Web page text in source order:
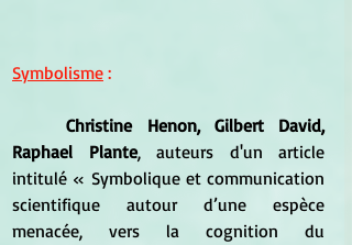
Symbolisme :
Christine Henon, Gilbert David,
Raphael Plante, auteurs d'un article
intitulé « Symbolique et communication
scientifique autour d’une espèce
menacée, vers la cognition du